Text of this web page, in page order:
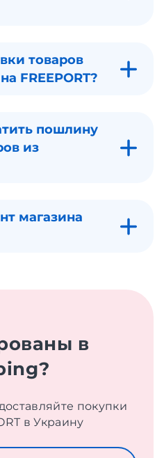
товаров
FREEPORT?
пошлину
из
магазина
в
покупки
в Украину